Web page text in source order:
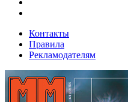
Контакты
Правила
Рекламодателям